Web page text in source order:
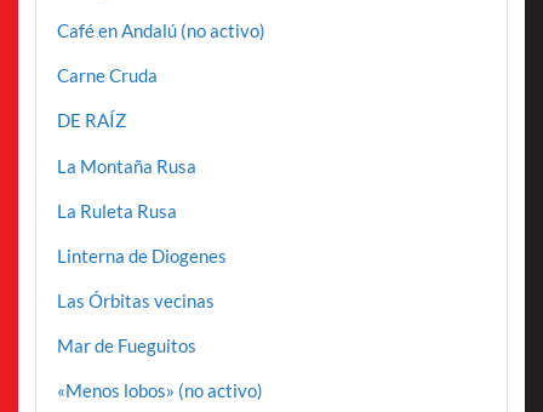
Café en Andalú (no activo)
Carne Cruda
DE RAÍZ
La Montaña Rusa
La Ruleta Rusa
Linterna de Diogenes
Las Órbitas vecinas
Mar de Fueguitos
«Menos lobos» (no activo)